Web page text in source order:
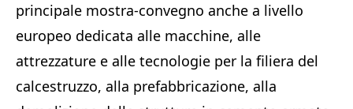
principale mostra-convegno anche a livello
europeo dedicata alle macchine, alle
attrezzature e alle tecnologie per la filiera del
calcestruzzo, alla prefabbricazione, alla